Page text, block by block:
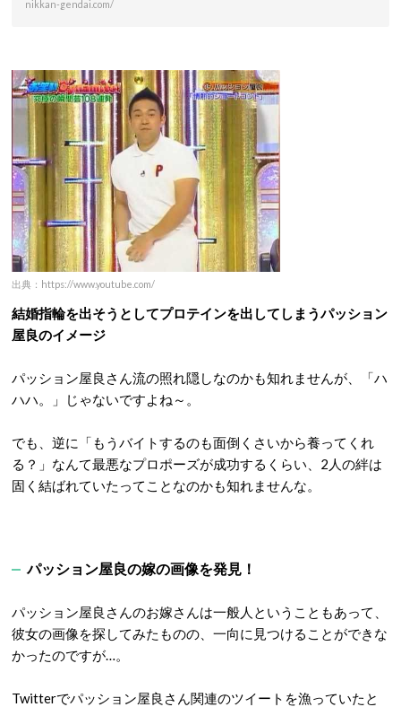
nikkan-gendai.com/
出典：https://www.youtube.com/
結婚指輪を出そうとしてプロテインを出してしまうパッション
屋良のイメージ
パッション屋良さん流の照れ隠しなのかも知れませんが、「ハ
ハハ。」じゃないですよね～。
でも、逆に「もうバイトするのも面倒くさいから養ってくれ
る？」なんて最悪なプロポーズが成功するくらい、2人の絆は
固く結ばれていたってことなのかも知れませんな。
パッション屋良の嫁の画像を発見！
パッション屋良さんのお嫁さんは一般人ということもあって、
彼女の画像を探してみたものの、一向に見つけることができな
かったのですが…。
Twitterでパッション屋良さん関連のツイートを漁っていたと